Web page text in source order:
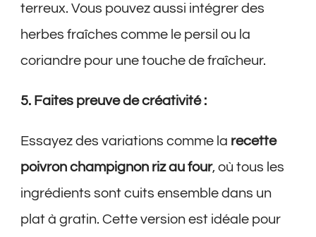
terreux. Vous pouvez aussi intégrer des
herbes fraîches comme le persil ou la
coriandre pour une touche de fraîcheur.
5. Faites preuve de créativité :
Essayez des variations comme la recette
poivron champignon riz au four, où tous les
ingrédients sont cuits ensemble dans un
plat à gratin. Cette version est idéale pour